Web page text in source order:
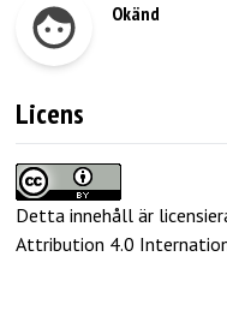
Okänd
Licens
Detta innehåll är
Attribution 4.0